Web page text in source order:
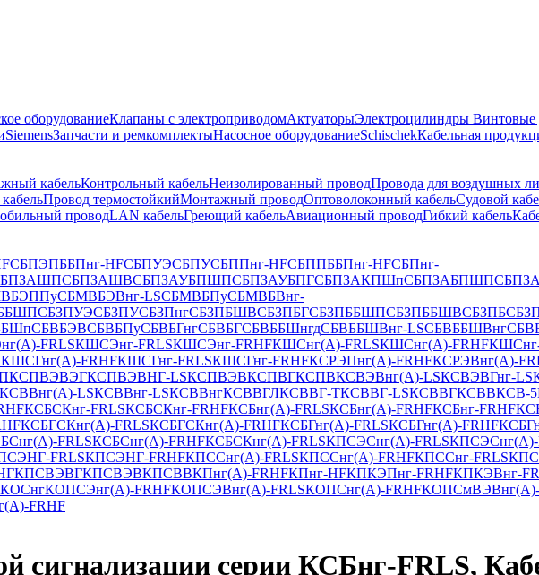
оборудованиеКлапаны с электроприводомАктуаторыЭлектроцилиндры Винтовые
SiemensЗапчасти и ремкомплектыНасосное оборудованиеSchischekКабельная
кабельКонтрольный кабельНеизолированный проводПровода для воздушных
Провод термостойкийМонтажный проводОптоволоконный кабельСудовой
проводLAN кабельГреющий кабельАвиационный проводГибкий кабель
СБПЭПББПнг-HFСБПУЭСБПУСБППнг-HFСБППББПнг-HFСБПнг-
СБПЗАШВСБПЗАУБПШПСБПЗАУБПГСБПЗАКПШпСБПЗАБПШП
СБМВБЭВнг-LSСБМВБПуСБМВБВнг-
СБЗПУЭСБЗПУСБЗПнгСБЗПБШВСБЗПБГСБЗПББШПСБЗПББШВСБЗПБ
СБВБЭВСБВБПуСБВБГнгСБВБГСБВББШнгдСБВББШВнг-LSСБВББШВнг
FRLSКШСЭнг-FRLSКШСЭнг-FRHFКШСнг(А)-FRLSКШСнг(А)-FRHF
КШСГнг(А)-FRHFКШСГнг-FRLSКШСГнг-FRHFКСРЭПнг(А)-FRHFКСРЭВнг(А)-
КСПВЭВЭГКСПВЭВНГ-LSКСПВЭВКСПВГКСПВКСВЭВнг(А)-LSКСВЭВГнг-LS
КСВВнг(А)-LSКСВВнг-LSКСВВнгКСВВГЛКСВВГ-ТКСВВГ-LSКСВВГКСВВКСВ-5
КСБСКнг-FRLSКСБСКнг-FRHFКСБнг(А)-FRLSКСБнг(А)-FRHFКСБнг-FRHF
КСБГСКнг(А)-FRLSКСБГСКнг(А)-FRHFКСБГнг(А)-FRLSКСБГнг(А)-FRHF
FRLSКСБCнг(А)-FRHFКСБCКнг(А)-FRLSКПСЭСнг(А)-FRLSКПСЭСнг(А)-
FRLSКПСЭНГ-FRHFКПССнг(А)-FRLSКПССнг(А)-FRHFКПССнг-FRLS
КПСВЭВГКПСВЭВКПСВВКПнг(А)-FRHFКПнг-HFКПКЭПнг-FRНFКПКЭВнг-
КОСнгКОПСЭнг(А)-FRНFКОПСЭВнг(А)-FRLSКОПСнг(А)-FRНFКОПСмВЭВнг(А)-
FRHF
сигнализации серии КСБнг-FRLS,